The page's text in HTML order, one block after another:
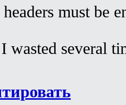
must be
I wasted several